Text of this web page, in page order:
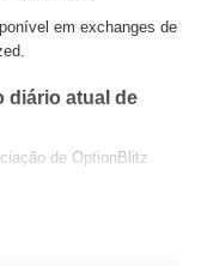
em exchanges de
diário atual de
de OptionBlitz
de